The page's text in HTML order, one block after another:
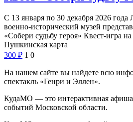
С 13 января по 30 декабря 2026
военно-исторический музей
«Собери судьбу героя» Квест-игра
Пушкинская карта
300 ₽ 1 0
На нашем сайте вы найдете всю
спектакль «Генри и Эллен».
КудаМО — это интерактивная
событий Московской области.